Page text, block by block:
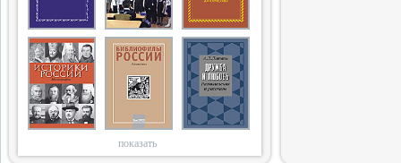
25.09.2017
Книги блокады
Последняя книга Т.В.Сталевой
15.06.2017
Энциклопедия историков
показать